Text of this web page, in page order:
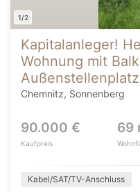
1/2
Kapitalanleger!
Wohnung mit
Chemnitz, Sonnenberg
90.000 €
Kaufpreis
69
Kabel/SAT/TV-Anschluss